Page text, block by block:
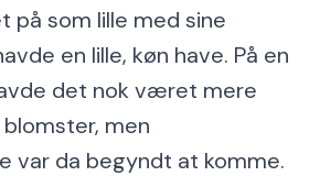
på som lille med sine
en lille, køn have. På en
det nok været mere
men
var da begyndt at komme.